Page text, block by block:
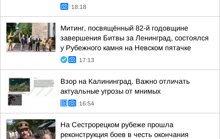
18:18
Митинг, посвящённый 82-й годовщине
завершения Битвы за Ленинград, состоялся
у Рубежного камня на Невском пятачке
17:13
Взор на Калининград. Важно отличать
актуальные угрозы от мнимых
16:54
На Сестрорецком рубеже прошла
реконструкция боев в честь окончания